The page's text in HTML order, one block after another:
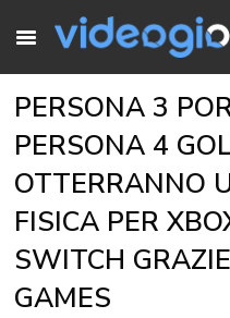
PERSONA 3
PERSONA 4
OTTERRANNO
FISICA PER
SWITCH
GAMES